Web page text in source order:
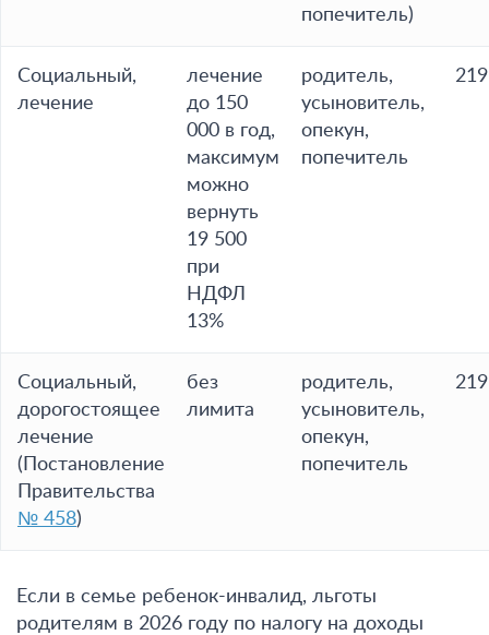
попечитель)
Социальный,
лечение
лечение
до 150
000 в год,
максимум
можно
вернуть
19 500
при
НДФЛ
13%
родитель,
усыновитель,
опекун,
попечитель
219
Социальный,
дорогостоящее
лечение
(Постановление
Правительства
№ 458)
без
лимита
родитель,
усыновитель,
опекун,
попечитель
219
Если в семье ребенок-инвалид, льготы
родителям в 2026 году по налогу на доходы